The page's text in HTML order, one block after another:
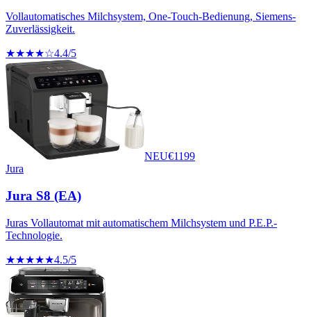
Vollautomatisches Milchsystem, One-Touch-Bedienung, Siemens-
Zuverlässigkeit.
★★★★☆4.4/5
NEU€1199
Jura
Jura S8 (EA)
Juras Vollautomat mit automatischem Milchsystem und P.E.P.-
Technologie.
★★★★★4.5/5